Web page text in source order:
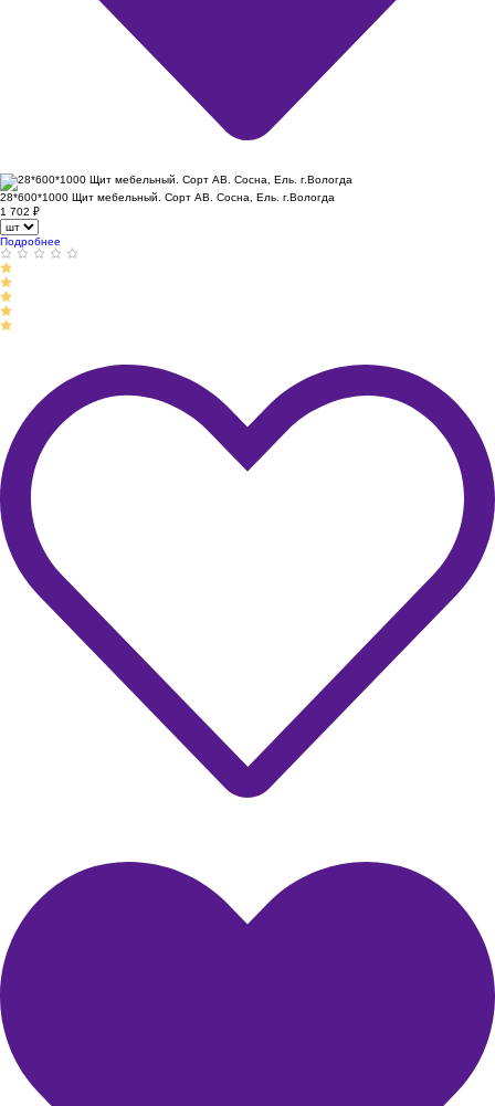
28*600*1000 Щит мебельный. Сорт АВ. Сосна, Ель. г.Вологда
1 702 ₽
Подробнее